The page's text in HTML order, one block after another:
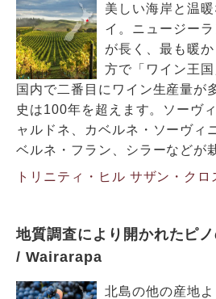
美しい海岸と温
イ。ニュージー
が長く、最も暖
方で「ワイン王国
国内で二番目にワイン生産量が
史は100年を超えます。ソーヴ
ャルドネ、カベルネ・ソーヴィ
ベルネ・フラン、シラーなどが
トリニティ・ヒル サザン・クロ
地質調査により開かれたピ
/ Wairarapa
北島の他の産地